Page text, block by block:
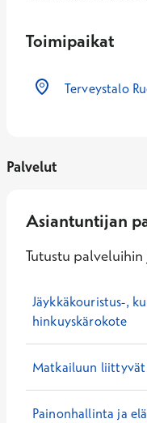
Toimipaikat
Terveystalo
Palvelut
Asiantuntijan
Tutustu
Jäykkäkouristus-,
hinkuyskärokote
Matkailuun
Painonhallinta ja